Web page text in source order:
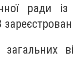
ради із
загальних